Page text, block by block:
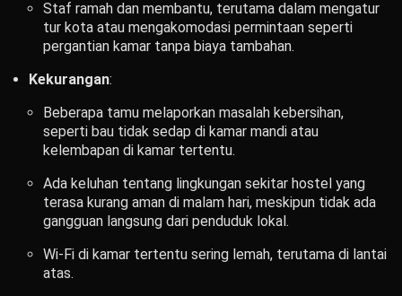
Staf ramah dan membantu, terutama dalam mengatur
tur kota atau mengakomodasi permintaan seperti
pergantian kamar tanpa biaya tambahan.
Kekurangan:
Beberapa tamu melaporkan masalah kebersihan,
seperti bau tidak sedap di kamar mandi atau
kelembapan di kamar tertentu.
Ada keluhan tentang lingkungan sekitar hostel yang
terasa kurang aman di malam hari, meskipun tidak ada
gangguan langsung dari penduduk lokal.
Wi-Fi di kamar tertentu sering lemah, terutama di lantai
atas.